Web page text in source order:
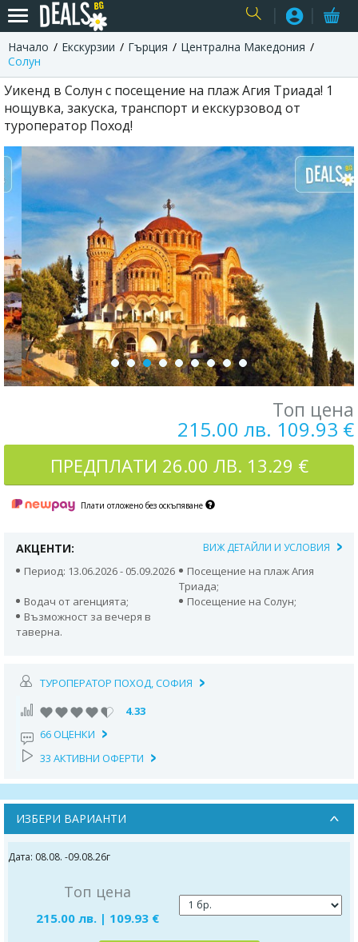
USER
Начало Екскурзии Гърция
Централна Македония
Солун
Уикенд в Солун с посещение на плаж Агия Триада! 1
нощувка, закуска, транспорт и екскурзовод от
туроператор Поход!
Топ цена
215.00 лв. 109.93 €
ПРЕДПЛАТИ 26.00 ЛВ. 13.29 €
Плати отложено без оскъпяване
АКЦЕНТИ: ВИЖ ДЕТАЙЛИ И УСЛОВИЯ
Период: 13.06.2026 - 05.09.2026
Посещение на плаж Агия
Триада;
Водач от агенцията;
Посещение на Солун;
Възможност за вечеря в
таверна.
ТУРОПЕРАТОР ПОХОД, СОФИЯ
4.33
66 ОЦЕНКИ
33 АКТИВНИ ОФЕРТИ
ИЗБЕРИ ВАРИАНТИ
Дата: 08.08. -09.08.26г
Топ цена
215.00 лв. | 109.93 €